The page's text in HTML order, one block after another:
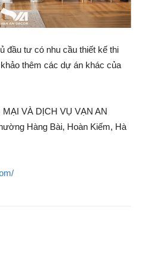
đầu tư có nhu cầu thiết kế thi
thêm các dự án khác của
VÀ DỊCH VỤ VẠN AN
Hàng Bài, Hoàn Kiếm, Hà